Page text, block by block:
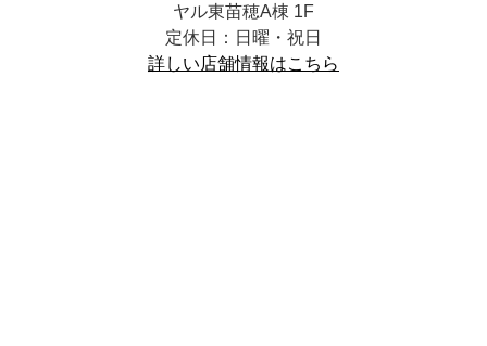
ヤル東苗穂A棟 1F
定休日：日曜・祝日
詳しい店舗情報はこちら